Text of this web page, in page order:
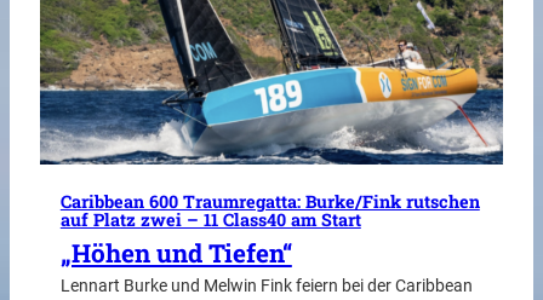
Caribbean 600 Traumregatta: Burke/Fink rutschen
auf Platz zwei – 11 Class40 am Start
„Höhen und Tiefen“
Lennart Burke und Melwin Fink feiern bei der Caribbean